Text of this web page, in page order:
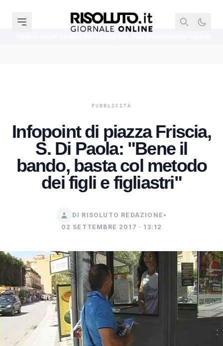
Infopoint di piazza Friscia,
S. Di Paola: "Bene il
bando, basta col metodo
dei figli e figliastri"
DI RISOLUTO REDAZIONE •
02 SETTEMBRE 2017 · 13:12